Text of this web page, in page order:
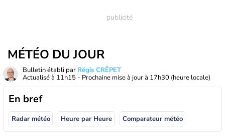
MÉTÉO DU JOUR
Bulletin établi par Régis CRÊPET
Actualisé à 11h15 - Prochaine mise à jour à 17h30 (heure locale)
En bref
Radar météo Heure par Heure Comparateur météo